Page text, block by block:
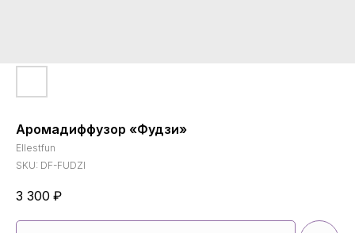
Аромадиффузор «Фудзи»
Ellestfun
SKU: DF-FUDZI
3 300 ₽